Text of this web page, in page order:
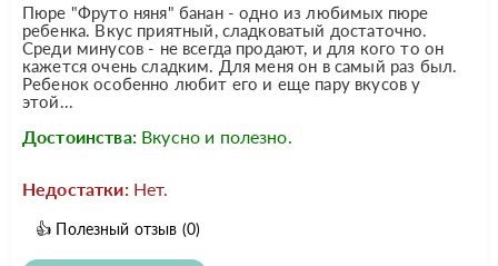
Пюре "Фруто няня" банан - одно из любимых пюре
ребенка. Вкус приятный, сладковатый достаточно.
Среди минусов - не всегда продают, и для кого то он
кажется очень сладким. Для меня он в самый раз был.
Ребенок особенно любит его и еще пару вкусов у
этой...
Достоинства: Вкусно и полезно.
Недостатки: Нет.
👍 Полезный отзыв (0)